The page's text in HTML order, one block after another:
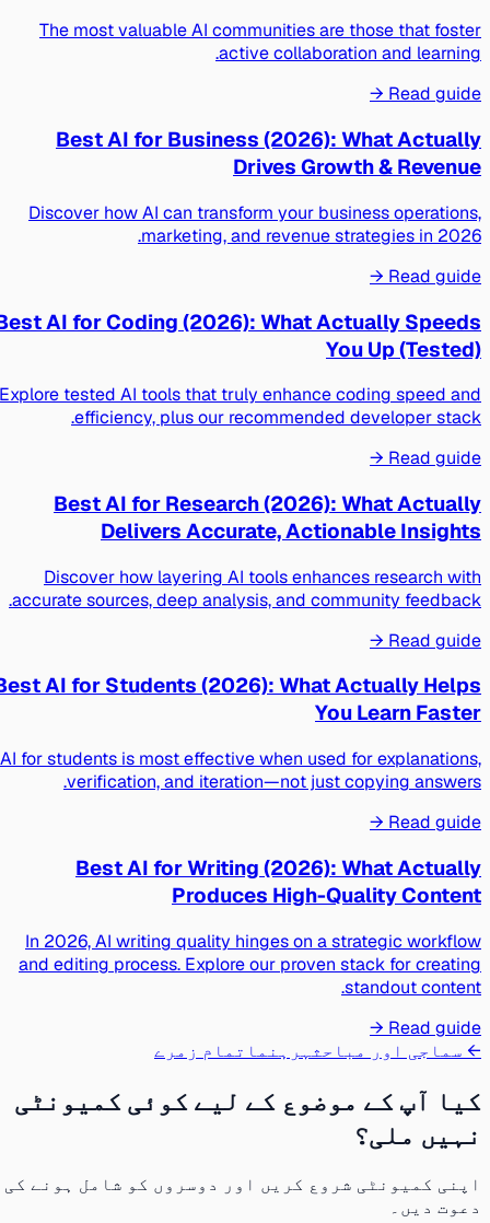
The most valuable AI communities are those that foster
active collaboration and learning.
Read guide →
Best AI for Business (2026): What Actually
Drives Growth & Revenue
Discover how AI can transform your business operations,
marketing, and revenue strategies in 2026.
Read guide →
Best AI for Coding (2026): What Actually Speeds
You Up (Tested)
Explore tested AI tools that truly enhance coding speed and
efficiency, plus our recommended developer stack.
Read guide →
Best AI for Research (2026): What Actually
Delivers Accurate, Actionable Insights
Discover how layering AI tools enhances research with
accurate sources, deep analysis, and community feedback.
Read guide →
Best AI for Students (2026): What Actually Helps
You Learn Faster
AI for students is most effective when used for explanations,
verification, and iteration—not just copying answers.
Read guide →
Best AI for Writing (2026): What Actually
Produces High-Quality Content
In 2026, AI writing quality hinges on a strategic workflow
and editing process. Explore our proven stack for creating
standout content.
Read guide →
← سماجی اور مباحثہرہنماتمام زمرے
کیا آپ کے موضوع کے لیے کوئی کمیونٹی
نہیں ملی؟
اپنی کمیونٹی شروع کریں اور دوسروں کو شامل ہونے کی
دعوت دیں۔